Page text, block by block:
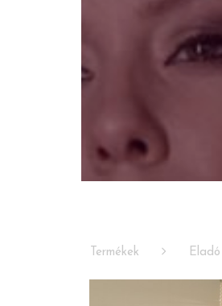
Termékek